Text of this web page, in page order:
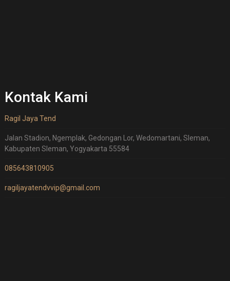
Kontak Kami
Ragil Jaya Tend
Jalan Stadion, Ngemplak, Gedongan Lor, Wedomartani, Sleman,
Kabupaten Sleman, Yogyakarta 55584
085643810905
ragiljayatendvvip@gmail.com